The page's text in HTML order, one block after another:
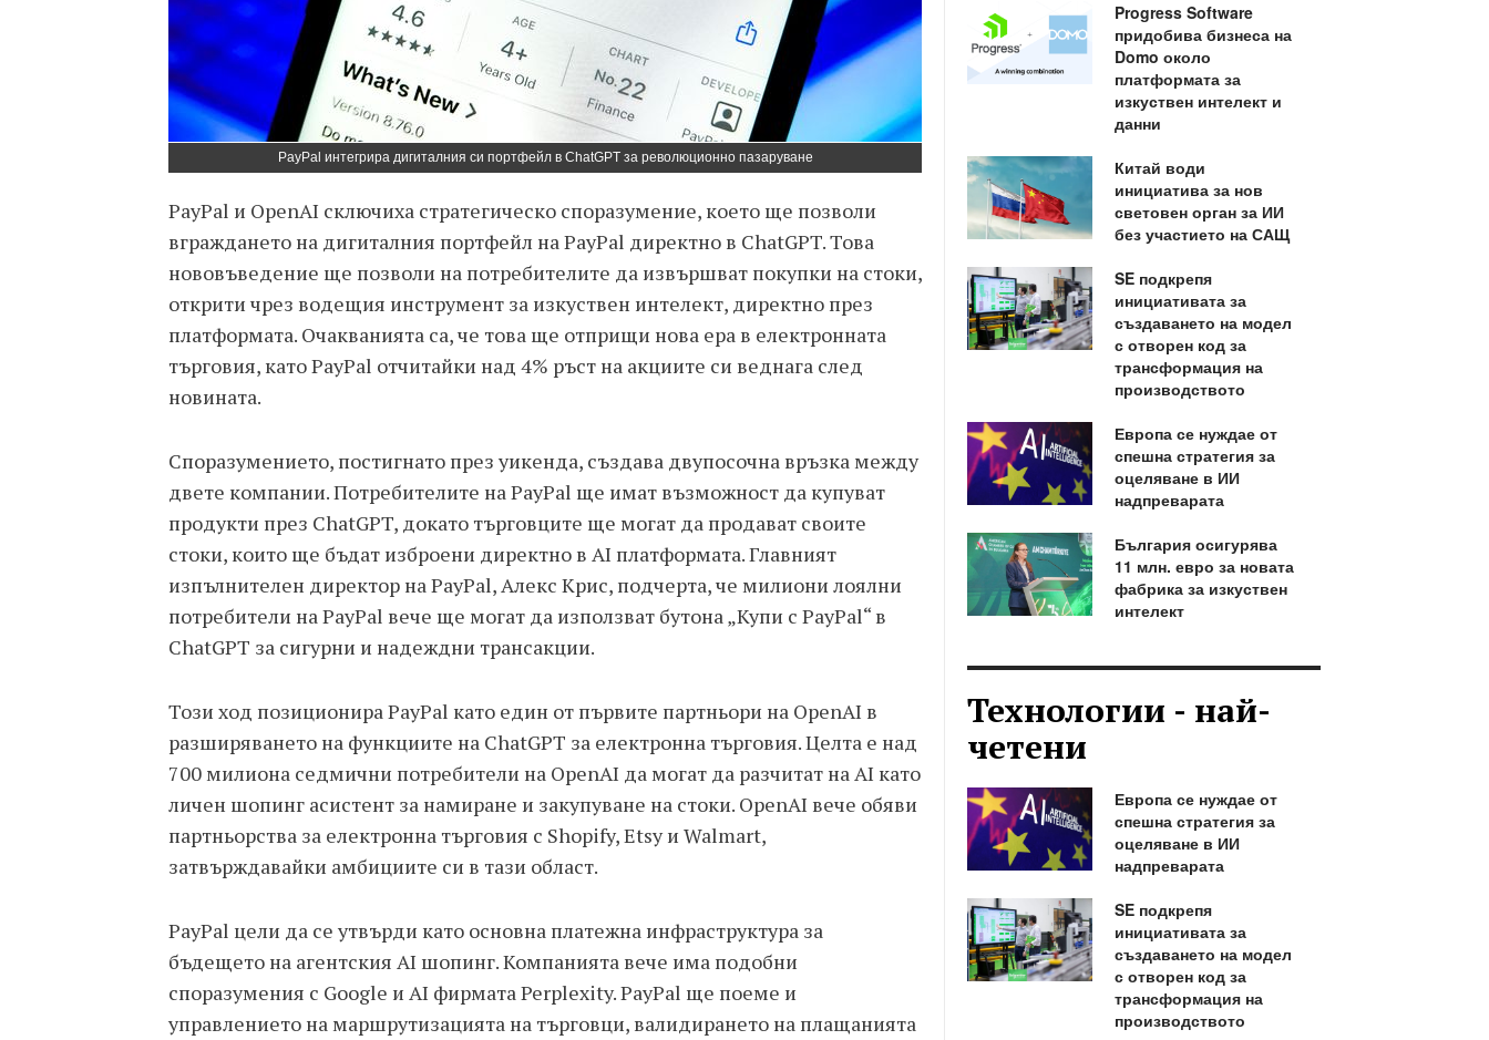
PayPal интегрира дигиталния си портфейл в ChatGPT за революционно пазаруване
PayPal и OpenAI сключиха стратегическо споразумение, което ще позволи
вграждането на дигиталния портфейл на PayPal директно в ChatGPT. Това
нововъведение ще позволи на потребителите да извършват покупки на стоки,
открити чрез водещия инструмент за изкуствен интелект, директно през
платформата. Очакванията са, че това ще отприщи нова ера в електронната
търговия, като PayPal отчитайки над 4% ръст на акциите си веднага след
новината.
Споразумението, постигнато през уикенда, създава двупосочна връзка между
двете компании. Потребителите на PayPal ще имат възможност да купуват
продукти през ChatGPT, докато търговците ще могат да продават своите
стоки, които ще бъдат изброени директно в AI платформата. Главният
изпълнителен директор на PayPal, Алекс Крис, подчерта, че милиони лоялни
потребители на PayPal вече ще могат да използват бутона „Купи с PayPal“ в
ChatGPT за сигурни и надеждни трансакции.
Този ход позиционира PayPal като един от първите партньори на OpenAI в
разширяването на функциите на ChatGPT за електронна търговия. Целта е над
700 милиона седмични потребители на OpenAI да могат да разчитат на AI като
личен шопинг асистент за намиране и закупуване на стоки. OpenAI вече обяви
партньорства за електронна търговия с Shopify, Etsy и Walmart,
затвърждавайки амбициите си в тази област.
PayPal цели да се утвърди като основна платежна инфраструктура за
бъдещето на агентския AI шопинг. Компанията вече има подобни
споразумения с Google и AI фирмата Perplexity. PayPal ще поеме и
управлението на маршрутизацията на търговци, валидирането на плащанията
Progress Software
придобива бизнеса на
Domo около
платформата за
изкуствен интелект и
данни
Китай води
инициатива за нов
световен орган за ИИ
без участието на САЩ
SE подкрепя
инициативата за
създаването на модел
с отворен код за
трансформация на
производството
Европа се нуждае от
спешна стратегия за
оцеляване в ИИ
надпреварата
България осигурява
11 млн. евро за новата
фабрика за изкуствен
интелект
Технологии - най-
четени
Европа се нуждае от
спешна стратегия за
оцеляване в ИИ
надпреварата
SE подкрепя
инициативата за
създаването на модел
с отворен код за
трансформация на
производството